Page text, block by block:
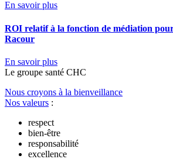
En savoir plus
ROI relatif à la fonction de médiation
Racour
En savoir plus
Le groupe santé CHC
Nous croyons à la bienveillance
Nos valeurs :
respect
bien-être
responsabilité
excellence